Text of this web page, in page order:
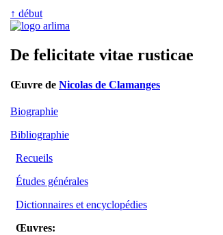
↑ début
De felicitate vitae rusticae
Œuvre de Nicolas de Clamanges
Biographie
Bibliographie
Recueils
Études générales
Dictionnaires et encyclopédies
Œuvres: